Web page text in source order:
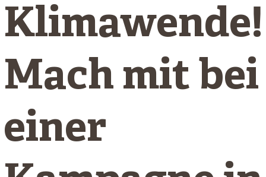
Klimawende!
Mach mit bei
einer